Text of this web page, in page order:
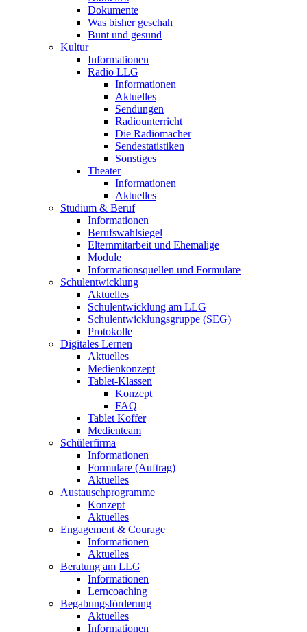
Dokumente
Was bisher geschah
Bunt und gesund
Kultur
Informationen
Radio LLG
Informationen
Aktuelles
Sendungen
Radiounterricht
Die Radiomacher
Sendestatistiken
Sonstiges
Theater
Informationen
Aktuelles
Studium & Beruf
Informationen
Berufswahlsiegel
Elternmitarbeit und Ehemalige
Module
Informationsquellen und Formulare
Schulentwicklung
Aktuelles
Schulentwicklung am LLG
Schulentwicklungsgruppe (SEG)
Protokolle
Digitales Lernen
Aktuelles
Medienkonzept
Tablet-Klassen
Konzept
FAQ
Tablet Koffer
Medienteam
Schülerfirma
Informationen
Formulare (Auftrag)
Aktuelles
Austauschprogramme
Konzept
Aktuelles
Engagement & Courage
Informationen
Aktuelles
Beratung am LLG
Informationen
Lerncoaching
Begabungsförderung
Aktuelles
Informationen